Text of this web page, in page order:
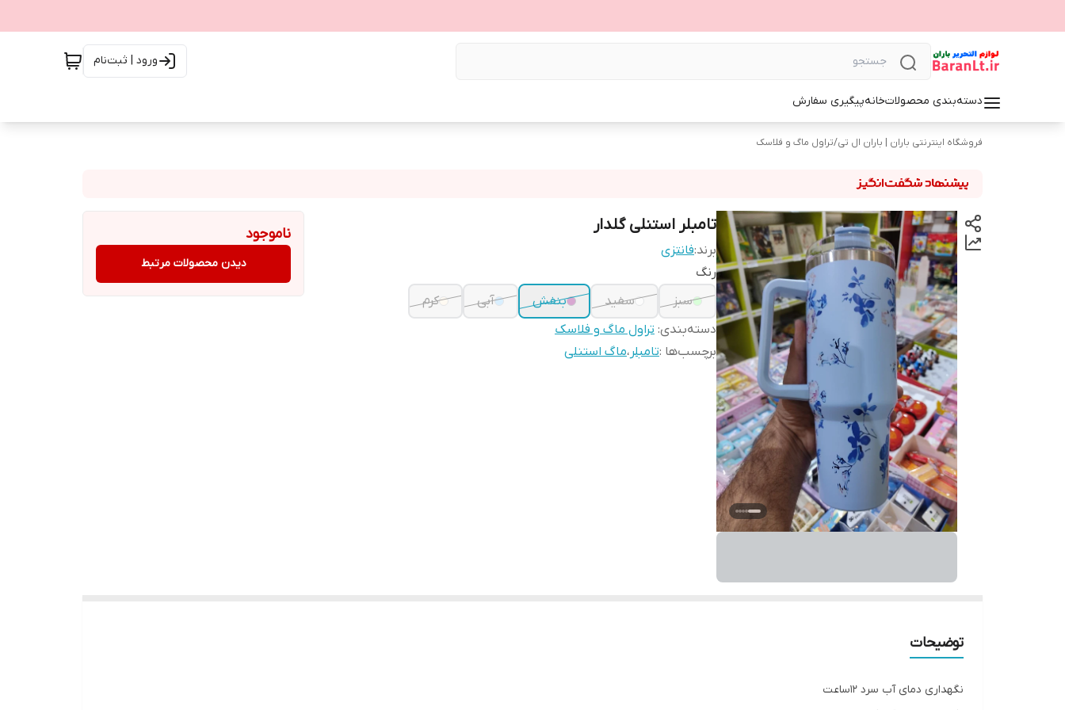
ورود | ثبت‌نام
دسته‌بندی محصولاتخانهپیگیری سفارش
فروشگاه اینترنتی باران | باران ال تی/تراول ماگ و فلاسک
تامبلر استنلی گلدار
برند:فانتزی
رنگ
سبز
سفید بنفش آبی
کرم
دسته‌بندی: تراول ماگ و فلاسک
برچسب‌ها :تامبلر ،ماگ استنلی
ناموجود
دیدن محصولات مرتبط
توضیحات
نگهداری دمای آب سرد 12ساعت